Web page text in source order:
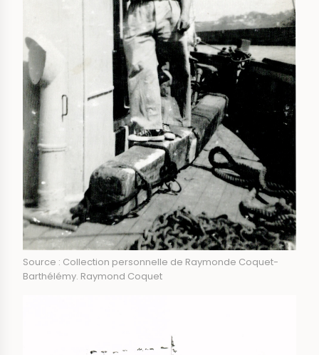
Source : Collection personnelle de Raymonde Coquet-
Barthélémy. Raymond Coquet